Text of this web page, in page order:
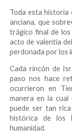
Toda esta historia
anciana, que
trágico final de
acto de valentía
perdonada por los
Cada rincón de
paso nos hace
ocurrieron en
manera en la cual
puede ser tan
histórica de los
humanidad.